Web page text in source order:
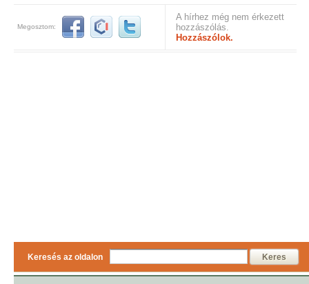
Megosztom:
A hírhez még nem érkezett
hozzászólás.
Hozzászólok.
Keresés az oldalon Keres